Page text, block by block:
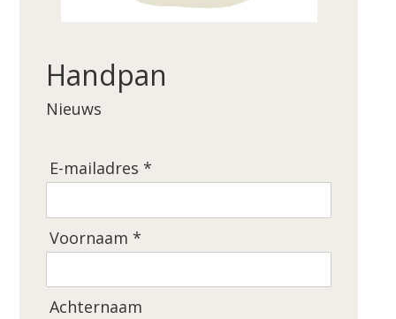
Handpan
Nieuws
E-mailadres *
Voornaam *
Achternaam